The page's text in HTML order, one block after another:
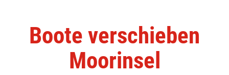
Boote verschieben
Moorinsel